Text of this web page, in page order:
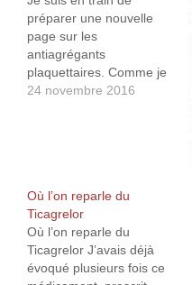
préparer une nouvelle
page sur les
antiagrégants
plaquettaires. Comme je
m’y prends un peu dans
du dernier sorti le
Ticagrélor (Brilique) par
rapport au Clopigogrel
(Plavix). Vous savez
quoi…
24 novembre 2016
Où l’on reparle du
Ticagrelor
Où l’on reparle du
Ticagrelor J’avais déjà
évoqué plusieurs fois ce